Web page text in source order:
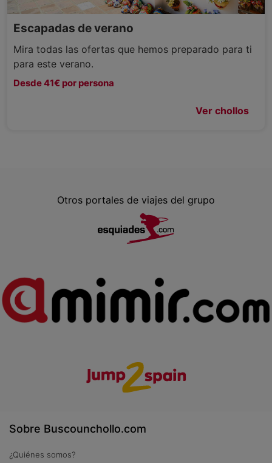
Escapadas de verano
Mira todas las ofertas que hemos preparado para ti
para este verano.
Desde 41€ por persona
Ver chollos
Otros portales de viajes del grupo
Sobre Buscounchollo.com
¿Quiénes somos?